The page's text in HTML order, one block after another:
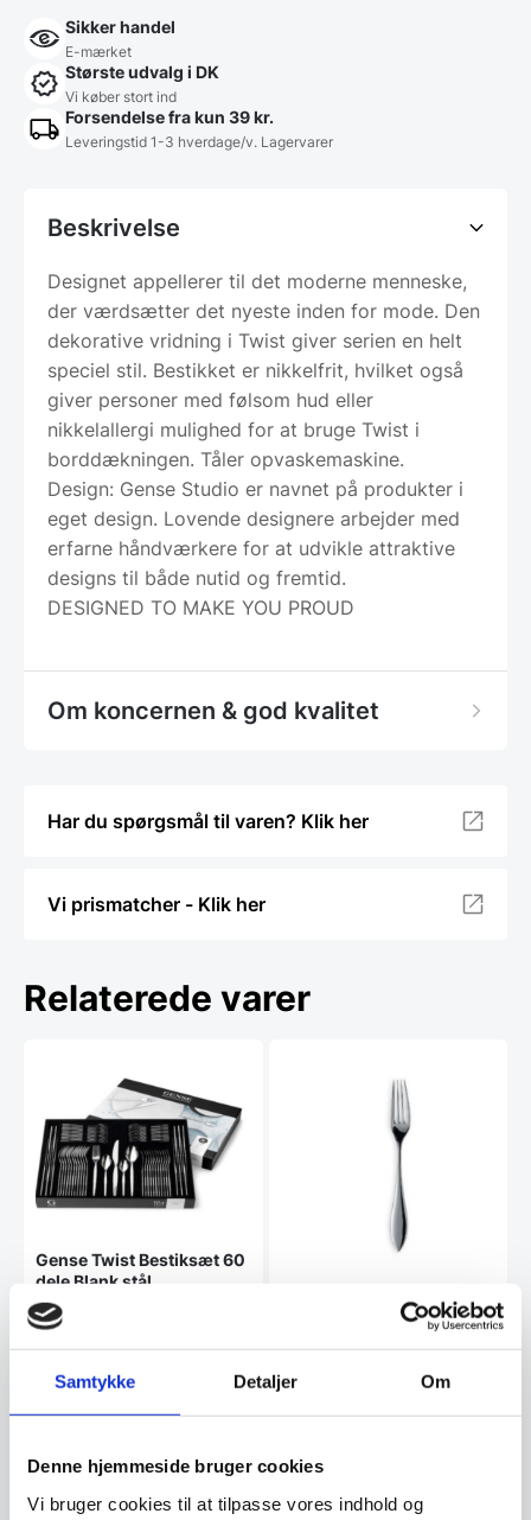
Samtykke Detaljer Om
Denne hjemmeside bruger cookies
Vi bruger cookies til at tilpasse vores indhold og
Sikker handel
E-mærket
Største udvalg i DK
Vi køber stort ind
Forsendelse fra kun 39 kr.
Leveringstid 1-3 hverdage/v. Lagervarer
Beskrivelse
Designet appellerer til det moderne menneske,
der værdsætter det nyeste inden for mode. Den
dekorative vridning i Twist giver serien en helt
speciel stil. Bestikket er nikkelfrit, hvilket også
giver personer med følsom hud eller
nikkelallergi mulighed for at bruge Twist i
borddækningen. Tåler opvaskemaskine.
Design: Gense Studio er navnet på produkter i
eget design. Lovende designere arbejder med
erfarne håndværkere for at udvikle attraktive
designs til både nutid og fremtid.
DESIGNED TO MAKE YOU PROUD
Om koncernen & god kvalitet
Har du spørgsmål til varen? Klik her
Vi prismatcher - Klik her
Relaterede varer
Gense Twist Bestiksæt 60
dele Blank stål
Designet appellerer til det
moderne menneske, der
Vi prismatcher
Gense Indra Bordgaffel 21
Med sine rene linjer og kurvede
Indra Ingegerd…
Vi prismatcher